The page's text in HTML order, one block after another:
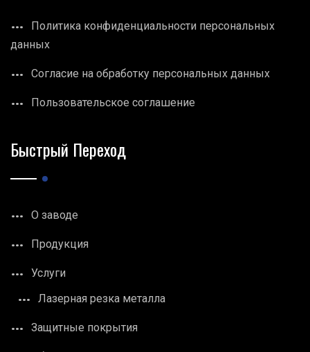
Политика конфиденциальности персональных
данных
Согласие на обработку персональных данных
Пользовательское соглашение
Быстрый Переход
О заводе
Продукция
Услуги
Лазерная резка металла
Защитные покрытия